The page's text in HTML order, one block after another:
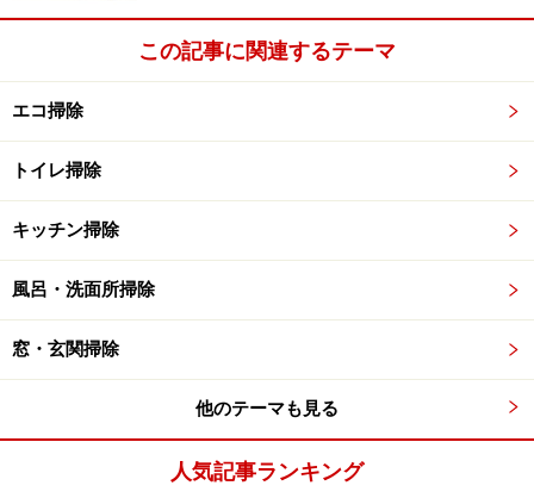
病人がいる状態でそこまで洗濯物の始末ばかりにかまけ
られるほどの余裕は、実際のところなかったりします。
いっそ汚れたタオルは捨ててしまう？ でも汚れたシー
ツは捨てるのもったいなくない？ 布団カバーは？ ラ
グは？
床もただ水拭きするだけではダメなのです
それにです！ 子どもが粗相して、吐物が飛び散ってし
まったなどした後の「フローリング床掃除」も、水拭き
には「次亜塩素酸ナトリウム」の薄め液を使わなければ
この記事に関連するテーマ
エコ掃除
トイレ掃除
キッチン掃除
風呂・洗面所掃除
窓・玄関掃除
他のテーマも見る
人気記事ランキング